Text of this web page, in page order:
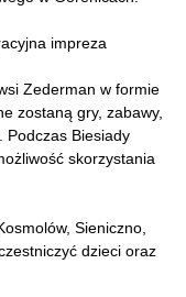
impreza
Zederman w formie
zostaną gry, zabawy,
Podczas Biesiady
skorzystania
Sieniczno,
dzieci oraz